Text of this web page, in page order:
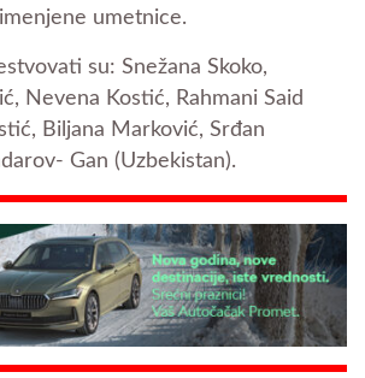
umetnice.
su: Snežana Skoko,
Nevena Kostić, Rahmani Said
Biljana Marković, Srđan
Gan (Uzbekistan).